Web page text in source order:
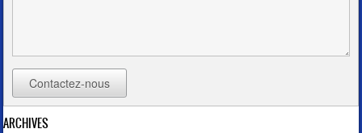
Contactez-nous
ARCHIVES